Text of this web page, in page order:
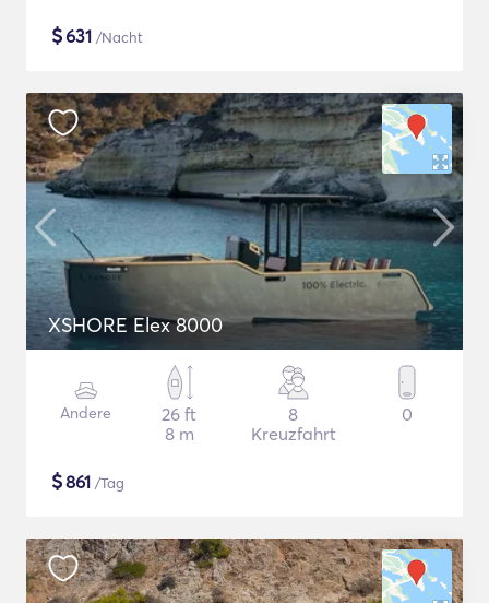
$631 /Nacht
XSHORE Elex 8000
Andere
26 ft
8 m
8
Kreuzfahrt
0
$861 /Tag